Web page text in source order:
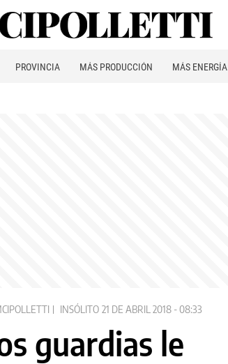
PROVINCIA MÁS PRODUCCIÓN MÁS ENERGÍA
INSÓLITO 21 DE ABRIL 2018 - 08:33
guardias le